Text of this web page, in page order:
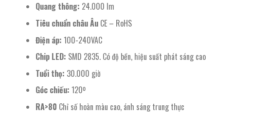
Quang thông: 24.000 lm
Tiêu chuẩn châu Âu CE – RoHS
Điện áp: 100-240VAC
Chip LED: SMD 2835. Có độ bền, hiệu suất phát sáng cao
Tuổi thọ: 30.000 giờ
Góc chiếu: 120º
RA>80 Chỉ số hoàn màu cao, ánh sáng trung thực